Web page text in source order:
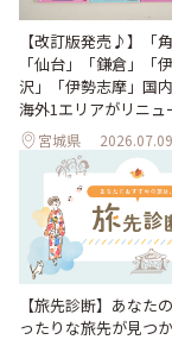
【改訂版発売♪】「
「仙台」「鎌倉」「
沢」「伊勢志摩」国
海外1エリアがリニュ
宮城県 2026.07.09
【旅先診断】あなた
ったりな旅先が見つ